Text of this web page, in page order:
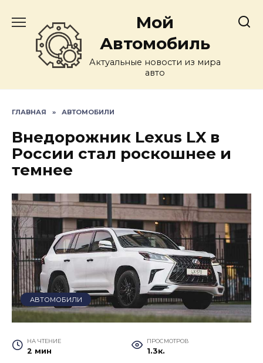
содержанию
Мой
Автомобиль
Актуальные новости из мира
авто
ГЛАВНАЯ » АВТОМОБИЛИ
Внедорожник Lexus LX в
России стал роскошнее и
темнее
АВТОМОБИЛИ
НА ЧТЕНИЕ
2 мин
ПРОСМОТРОВ
1.3к.